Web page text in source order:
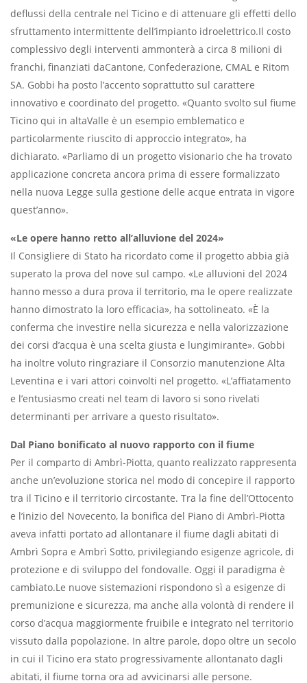
deflussi della centrale nel Ticino e di attenuare gli effetti dello
sfruttamento intermittente dell’impianto idroelettrico.Il costo
complessivo degli interventi ammonterà a circa 8 milioni di
franchi, finanziati daCantone, Confederazione, CMAL e Ritom
SA. Gobbi ha posto l’accento soprattutto sul carattere
innovativo e coordinato del progetto. «Quanto svolto sul fiume
Ticino qui in altaValle è un esempio emblematico e
particolarmente riuscito di approccio integrato», ha
dichiarato. «Parliamo di un progetto visionario che ha trovato
applicazione concreta ancora prima di essere formalizzato
nella nuova Legge sulla gestione delle acque entrata in vigore
quest’anno».
«Le opere hanno retto all’alluvione del 2024»
Il Consigliere di Stato ha ricordato come il progetto abbia già
superato la prova del nove sul campo. «Le alluvioni del 2024
hanno messo a dura prova il territorio, ma le opere realizzate
hanno dimostrato la loro efficacia», ha sottolineato. «È la
conferma che investire nella sicurezza e nella valorizzazione
dei corsi d’acqua è una scelta giusta e lungimirante». Gobbi
ha inoltre voluto ringraziare il Consorzio manutenzione Alta
Leventina e i vari attori coinvolti nel progetto. «L’affiatamento
e l’entusiasmo creati nel team di lavoro si sono rivelati
determinanti per arrivare a questo risultato».
Dal Piano bonificato al nuovo rapporto con il fiume
Per il comparto di Ambrì-Piotta, quanto realizzato rappresenta
anche un’evoluzione storica nel modo di concepire il rapporto
tra il Ticino e il territorio circostante. Tra la fine dell’Ottocento
e l’inizio del Novecento, la bonifica del Piano di Ambrì-Piotta
aveva infatti portato ad allontanare il fiume dagli abitati di
Ambrì Sopra e Ambrì Sotto, privilegiando esigenze agricole, di
protezione e di sviluppo del fondovalle. Oggi il paradigma è
cambiato.Le nuove sistemazioni rispondono sì a esigenze di
premunizione e sicurezza, ma anche alla volontà di rendere il
corso d’acqua maggiormente fruibile e integrato nel territorio
vissuto dalla popolazione. In altre parole, dopo oltre un secolo
in cui il Ticino era stato progressivamente allontanato dagli
abitati, il fiume torna ora ad avvicinarsi alle persone.